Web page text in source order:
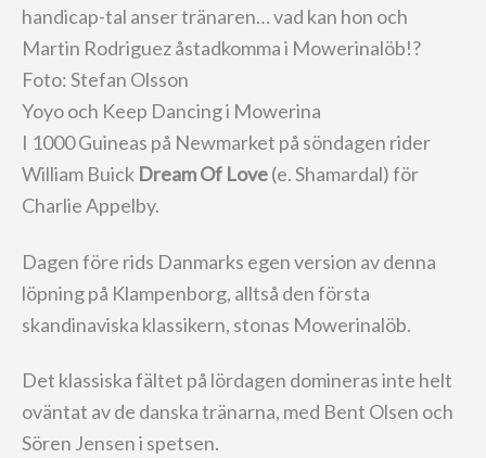
handicap-tal anser tränaren… vad kan hon och
Martin Rodriguez åstadkomma i Mowerinalöb!?
Foto: Stefan Olsson
Yoyo och Keep Dancing i Mowerina
I 1000 Guineas på Newmarket på söndagen rider
William Buick Dream Of Love(e. Shamardal) för
Charlie Appelby.
Dagen före rids Danmarks egen version av denna
löpning på Klampenborg, alltså den första
skandinaviska klassikern, stonas Mowerinalöb.
Det klassiska fältet på lördagen domineras inte helt
oväntat av de danska tränarna, med Bent Olsen och
Sören Jensen i spetsen.